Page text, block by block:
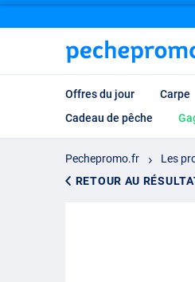
Offres du jour Carpe
Cadeau de pêche
Pechepromo.fr Les
RETOUR AU